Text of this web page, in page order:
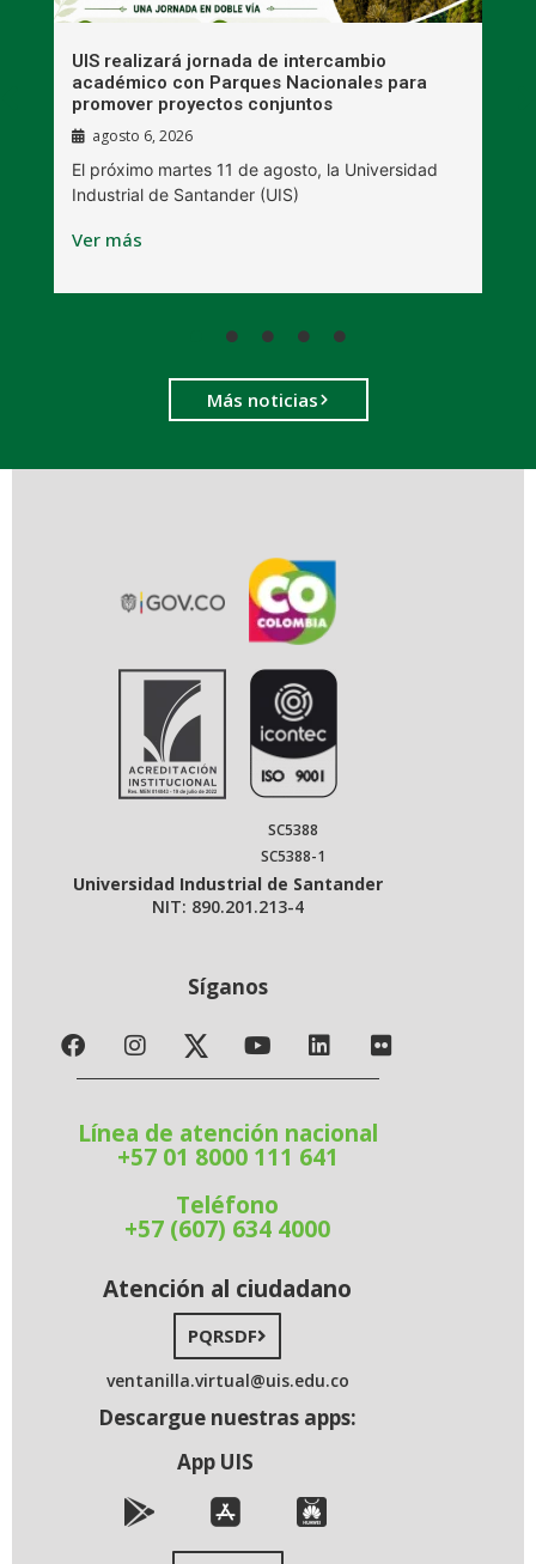
UIS realizará jornada de intercambio
académico con Parques Nacionales para
promover proyectos conjuntos
agosto 6, 2026
El próximo martes 11 de agosto, la Universidad
Industrial de Santander (UIS)
Ver más
Más noticias